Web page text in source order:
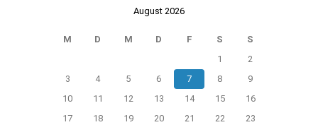
August 2026
M D M D F S
S
1
2
3
4 5 6 7 8
9
10
11 12 13 14 15
16
17
18 19 20 21 22
23